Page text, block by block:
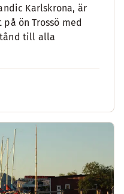
Karlskrona, är
ön Trossö med
till alla